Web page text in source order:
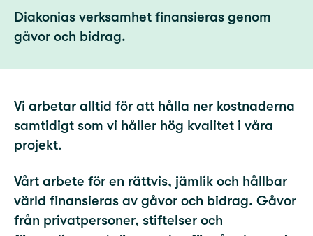
Diakonias verksamhet finansieras genom
gåvor och bidrag.
Vi arbetar alltid för att hålla ner kostnaderna
samtidigt som vi håller hög kvalitet i våra
projekt.
Vårt arbete för en rättvis, jämlik och hållbar
värld finansieras av gåvor och bidrag. Gåvor
från privatpersoner, stiftelser och